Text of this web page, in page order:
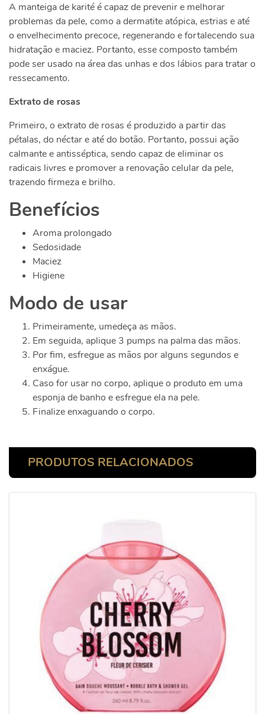
A manteiga de karité é capaz de prevenir e melhorar
problemas da pele, como a dermatite atópica, estrias e até
o envelhecimento precoce, regenerando e fortalecendo sua
hidratação e maciez. Portanto, esse composto também
pode ser usado na área das unhas e dos lábios para tratar o
ressecamento.
Extrato de rosas
Primeiro, o extrato de rosas é produzido a partir das
pétalas, do néctar e até do botão. Portanto, possui ação
calmante e antisséptica, sendo capaz de eliminar os
radicais livres e promover a renovação celular da pele,
trazendo firmeza e brilho.
Benefícios
Aroma prolongado
Sedosidade
Maciez
Higiene
Modo de usar
Primeiramente, umedeça as mãos.
Em seguida, aplique 3 pumps na palma das mãos.
Por fim, esfregue as mãos por alguns segundos e
enxágue.
Caso for usar no corpo, aplique o produto em uma
esponja de banho e esfregue ela na pele.
Finalize enxaguando o corpo.
PRODUTOS RELACIONADOS